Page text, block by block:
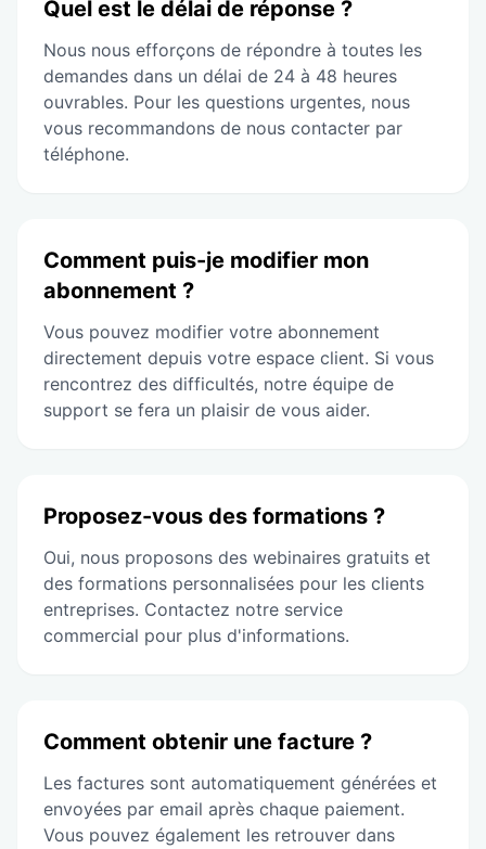
Quel est le délai de réponse ?
Nous nous efforçons de répondre à toutes les
demandes dans un délai de 24 à 48 heures
ouvrables. Pour les questions urgentes, nous
vous recommandons de nous contacter par
téléphone.
Comment puis-je modifier mon
abonnement ?
Vous pouvez modifier votre abonnement
directement depuis votre espace client. Si vous
rencontrez des difficultés, notre équipe de
support se fera un plaisir de vous aider.
Proposez-vous des formations ?
Oui, nous proposons des webinaires gratuits et
des formations personnalisées pour les clients
entreprises. Contactez notre service
commercial pour plus d'informations.
Comment obtenir une facture ?
Les factures sont automatiquement générées et
envoyées par email après chaque paiement.
Vous pouvez également les retrouver dans